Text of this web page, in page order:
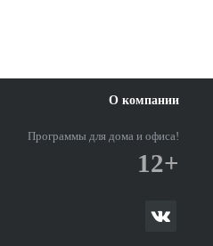
О компании
Программы для дома и офиса!
12+